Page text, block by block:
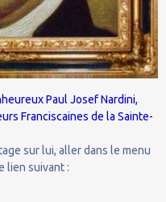
Paul Josef Nardini,
Franciscaines de la Sainte-
sur lui, aller dans le menu
lien suivant :